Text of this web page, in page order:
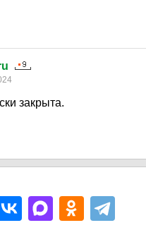
закрыта.